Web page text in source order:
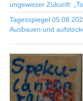
ungewisser Zukunft:
Tagesspiegel
Ausbauen und